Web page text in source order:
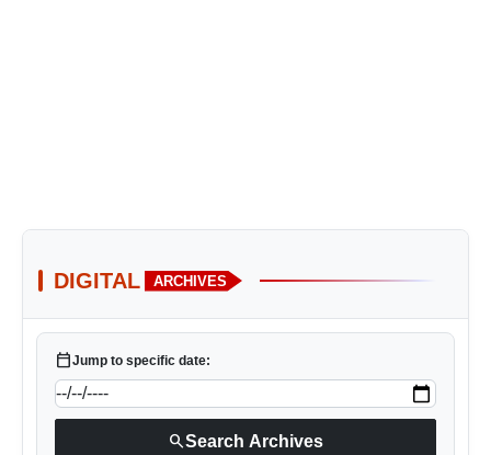
DIGITAL ARCHIVES
calendar_todayJump to specific date:
searchSearch Archives